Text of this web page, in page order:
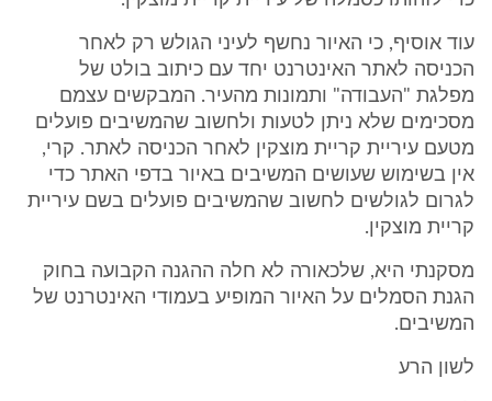
עוד אוסיף, כי האיור נחשף לעיני הגולש רק לאחר
הכניסה לאתר האינטרנט יחד עם כיתוב בולט של
מפלגת "העבודה" ותמונות מהעיר. המבקשים עצמם
מסכימים שלא ניתן לטעות ולחשוב שהמשיבים פועלים
מטעם עיריית קריית מוצקין לאחר הכניסה לאתר. קרי,
אין בשימוש שעושים המשיבים באיור בדפי האתר כדי
לגרום לגולשים לחשוב שהמשיבים פועלים בשם עיריית
קריית מוצקין.
מסקנתי היא, שלכאורה לא חלה ההגנה הקבועה בחוק
הגנת הסמלים על האיור המופיע בעמודי האינטרנט של
המשיבים.
לשון הרע